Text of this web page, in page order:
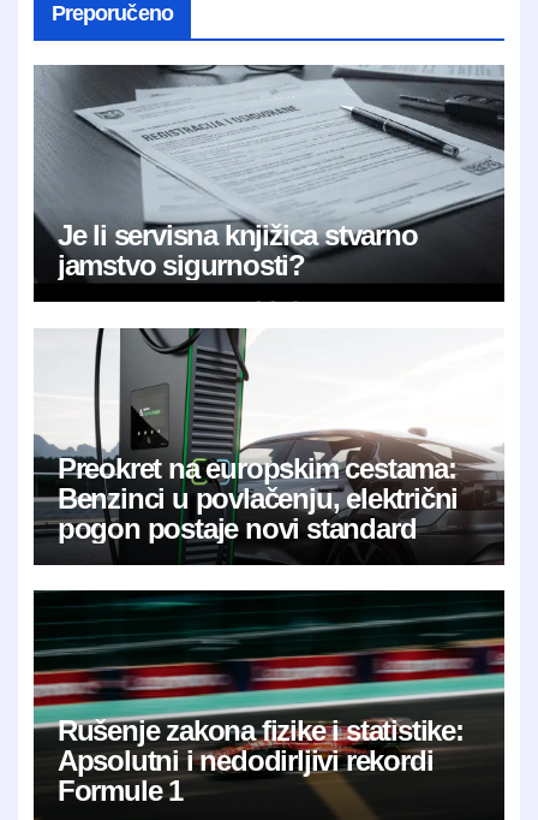
Preporučeno
Je li servisna knjižica stvarno
jamstvo sigurnosti?
Preokret na europskim cestama:
Benzinci u povlačenju, električni
pogon postaje novi standard
Rušenje zakona fizike i statistike:
Apsolutni i nedodirljivi rekordi
Formule 1